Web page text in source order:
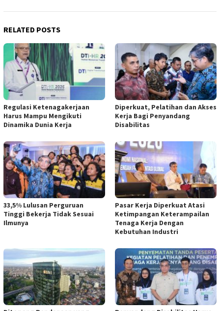
RELATED POSTS
Regulasi Ketenagakerjaan
Harus Mampu Mengikuti
Dinamika Dunia Kerja
Diperkuat, Pelatihan dan Akses
Kerja Bagi Penyandang
Disabilitas
33,5% Lulusan Perguruan
Tinggi Bekerja Tidak Sesuai
Ilmunya
Pasar Kerja Diperkuat Atasi
Ketimpangan Keterampailan
Tenaga Kerja Dengan
Kebutuhan Industri